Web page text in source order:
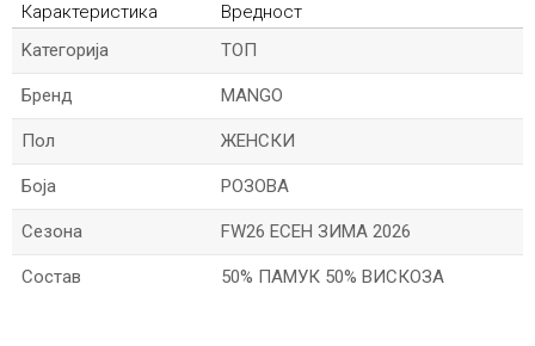
Карактеристика
Вредност
Kатегорија
ТОП
Бренд MANGO
Пол ЖЕНСКИ
Боја РОЗОВА
Сезона FW26 ЕСЕН ЗИМА 2026
Состав 50% ПАМУК 50% ВИСКОЗА